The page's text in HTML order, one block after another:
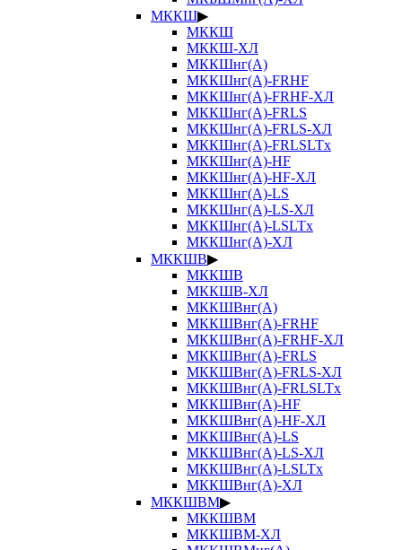
МККШ▶
МККШ
МККШ-ХЛ
МККШнг(А)
МККШнг(А)-FRHF
МККШнг(А)-FRHF-ХЛ
МККШнг(А)-FRLS
МККШнг(А)-FRLS-ХЛ
МККШнг(А)-FRLSLTx
МККШнг(А)-HF
МККШнг(А)-HF-ХЛ
МККШнг(А)-LS
МККШнг(А)-LS-ХЛ
МККШнг(А)-LSLTx
МККШнг(А)-ХЛ
МККШВ▶
МККШВ
МККШВ-ХЛ
МККШВнг(А)
МККШВнг(А)-FRHF
МККШВнг(А)-FRHF-ХЛ
МККШВнг(А)-FRLS
МККШВнг(А)-FRLS-ХЛ
МККШВнг(А)-FRLSLTx
МККШВнг(А)-HF
МККШВнг(А)-HF-ХЛ
МККШВнг(А)-LS
МККШВнг(А)-LS-ХЛ
МККШВнг(А)-LSLTx
МККШВнг(А)-ХЛ
МККШВМ▶
МККШВМ
МККШВМ-ХЛ